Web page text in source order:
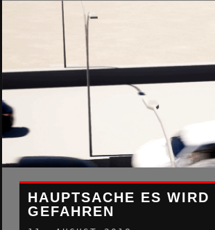
HAUPTSACHE ES WIRD
GEFAHREN